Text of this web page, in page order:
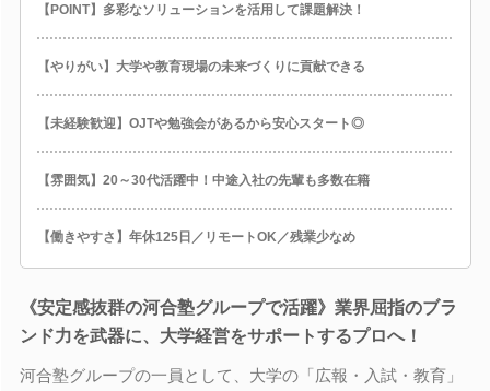
【POINT】多彩なソリューションを活用して課題解決！
【やりがい】大学や教育現場の未来づくりに貢献できる
【未経験歓迎】OJTや勉強会があるから安心スタート◎
【雰囲気】20～30代活躍中！中途入社の先輩も多数在籍
【働きやすさ】年休125日／リモートOK／残業少なめ
《安定感抜群の河合塾グループで活躍》業界屈指のブラ
ンド力を武器に、大学経営をサポートするプロへ！
河合塾グループの一員として、大学の「広報・入試・教育」